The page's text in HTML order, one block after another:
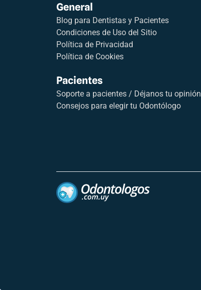
General
Blog para Dentistas y Pacientes
Condiciones de Uso del Sitio
Política de Privacidad
Política de Cookies
Pacientes
Soporte a pacientes / Déjanos tu opinión
Consejos para elegir tu Odontólogo